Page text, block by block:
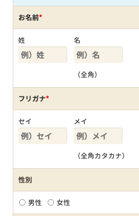
お名前*
姓 名
（全角）
フリガナ*
セイ メイ
（全角カタカナ）
性別
男性 女性